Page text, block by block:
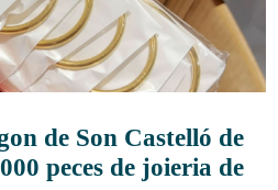
de Son Castelló de
peces de joieria de